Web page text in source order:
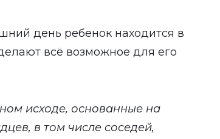
день ребенок находится в
всё возможное для его
исходе, основанные на
в том числе соседей,